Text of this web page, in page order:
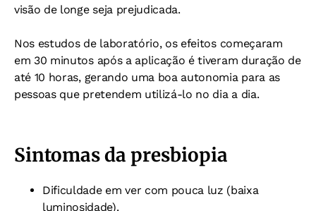
visão de longe seja prejudicada.
Nos estudos de laboratório, os efeitos começaram
em 30 minutos após a aplicação é tiveram duração de
até 10 horas, gerando uma boa autonomia para as
pessoas que pretendem utilizá-lo no dia a dia.
Sintomas da presbiopia
Dificuldade em ver com pouca luz (baixa
luminosidade).